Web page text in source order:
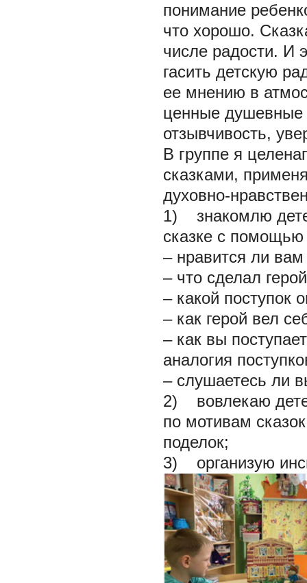
понимание
что хорошо.
числе радости. И
гасить детскую
ее мнению в
ценные душевные
отзывчивость,
В группе я
сказками,
духовно-
1) знакомлю
сказке с помощью
– нравится ли вам
– что сделал
– какой поступок
– как герой вел
– как вы
аналогия
– слушаетесь ли
2) вовлекаю
по мотивам
поделок;
3) организую